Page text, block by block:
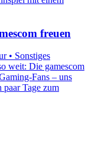
freuen
• Sonstiges
weit: Die gamescom
Fans – uns
Tage zum